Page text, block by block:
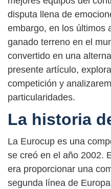
disputa llena de
embargo, en los últimos
ganado terreno en el
convertido en una
presente artículo,
competición y
particularidades.
La historia
La Eurocup es una
se creó en el año 2002.
era proporcionar una
segunda línea de